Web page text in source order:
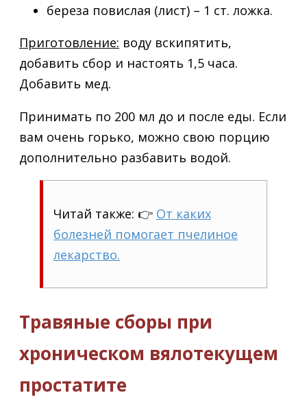
береза повислая (лист) – 1 ст. ложка.
Приготовление: воду вскипятить,
добавить сбор и настоять 1,5 часа.
Добавить мед.
Принимать по 200 мл до и после еды. Если
вам очень горько, можно свою порцию
дополнительно разбавить водой.
Читай также: 👉 От каких
болезней помогает пчелиное
лекарство.
Травяные сборы при
хроническом вялотекущем
простатите